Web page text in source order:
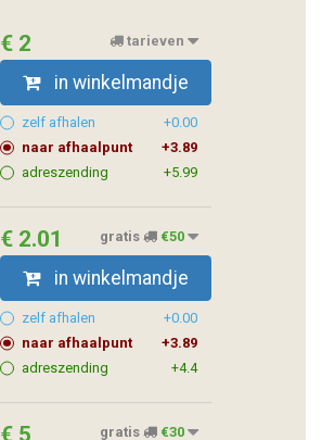
€ 2 tarieven
in winkelmandje
zelf afhalen
+0.00
naar afhaalpunt
+3.89
adreszending
+5.99
€ 2.01 gratis €50
in winkelmandje
zelf afhalen
+0.00
naar afhaalpunt
+3.89
adreszending
+4.4
€ 5 gratis €30